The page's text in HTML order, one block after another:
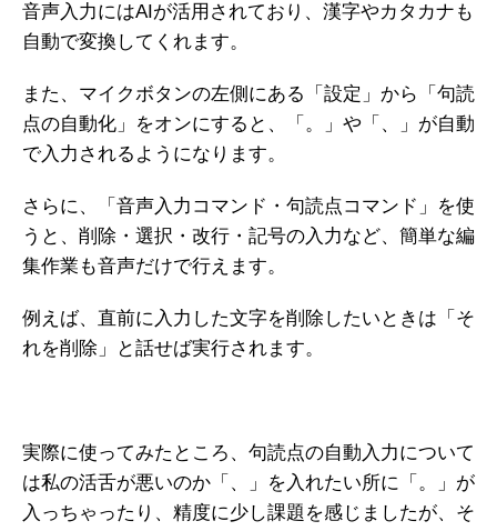
音声入力にはAIが活用されており、漢字やカタカナも
自動で変換してくれます。
また、マイクボタンの左側にある「設定」から「句読
点の自動化」をオンにすると、「。」や「、」が自動
で入力されるようになります。
さらに、「音声入力コマンド・句読点コマンド」を使
うと、削除・選択・改行・記号の入力など、簡単な編
集作業も音声だけで行えます。
例えば、直前に入力した文字を削除したいときは「そ
れを削除」と話せば実行されます。
実際に使ってみたところ、句読点の自動入力について
は私の活舌が悪いのか「、」を入れたい所に「。」が
入っちゃったり、精度に少し課題を感じましたが、そ